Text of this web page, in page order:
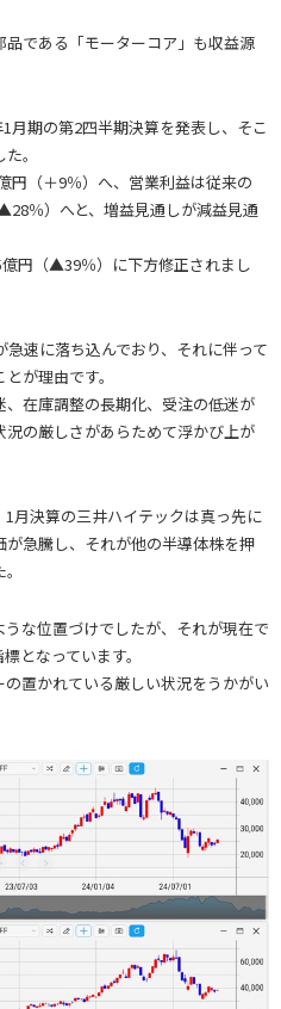
品である「モーターコア」も収益源
月期の第2四半期決算を発表し、そこ
。
円（＋9％）へ、営業利益は従来の
％）へと、増益見通しが減益見通
円（▲39％）に下方修正されまし
速に落ち込んでおり、それに伴って
が理由です。
在庫調整の長期化、受注の低迷が
の厳しさがあらためて浮かび上が
月決算の三井ハイテックは真っ先に
急騰し、それが他の半導体株を押
な位置づけでしたが、それが現在で
となっています。
置かれている厳しい状況をうかがい